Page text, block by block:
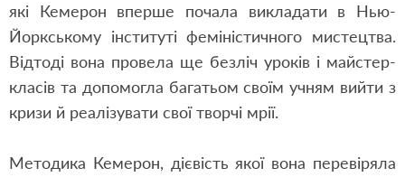
які Кемерон вперше почала викладати в Нью-
Йоркському інституті феміністичного мистецтва.
Відтоді вона провела ще безліч уроків і майстер-
класів та допомогла багатьом своїм учням вийти з
кризи й реалізувати свої творчі мрії.
Методика Кемерон, дієвість якої вона перевіряла